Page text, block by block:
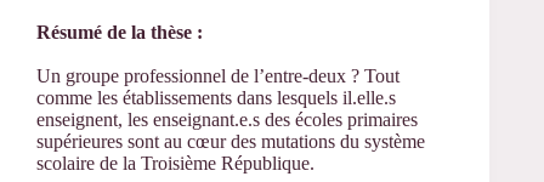
Résumé de la thèse :
Un groupe professionnel de l’entre-deux ? Tout
comme les établissements dans lesquels il.elle.s
enseignent, les enseignant.e.s des écoles primaires
supérieures sont au cœur des mutations du système
scolaire de la Troisième République.